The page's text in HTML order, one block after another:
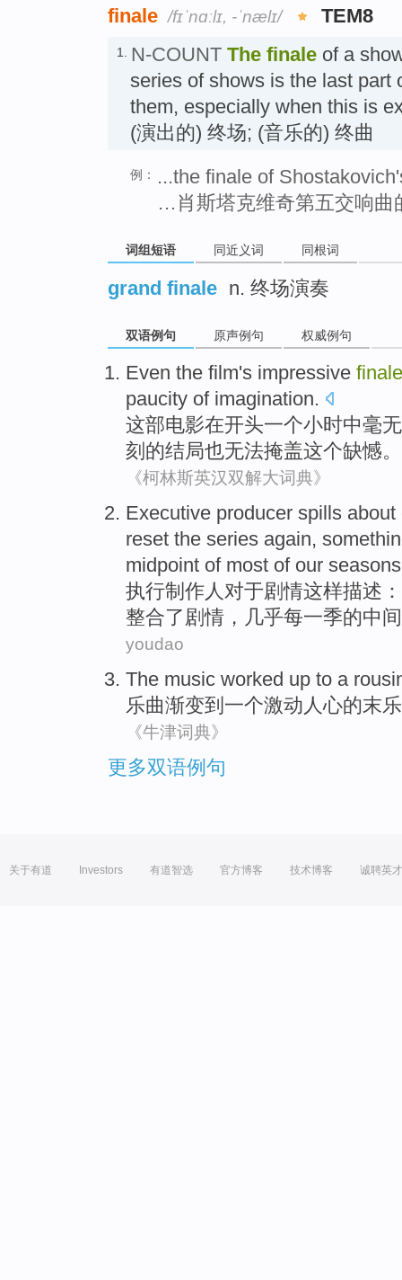
finale /fɪˈnɑːlɪ, -ˈnælɪ/ TEM8
1. N-COUNT The finale of a
series of shows is the last part
them, especially when this is
(演出的) 终场; (音乐的) 终曲
例：
...the finale of
…肖斯塔克维奇第五交响曲
词组短语 同近义词 同根词
grand finale n. 终场演奏
双语例句 原声例句 权威例句
Even the film's impressive finale
paucity of imagination.
这部电影在开头一个小时中毫
刻的结局也无法掩盖这个缺憾。
《柯林斯英汉双解大词典》
Executive producer spills about
reset the series again,
midpoint of most ofour seasons
执行制作人对于剧情这样描述：
整合了剧情， 几乎每一季的中间
youdao
The music worked up to a
乐曲渐变到 一个激动 人心的末
《牛津词典》
更多双语例句
关于有道 Investors 有道智选 官方博客 技术博客 诚聘英才